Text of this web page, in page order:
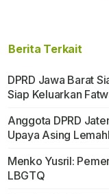
Berita Terkait
DPRD Jawa Barat
Siap Keluarkan
Anggota DPRD
Upaya Asing
Menko Yusril:
LBGTQ